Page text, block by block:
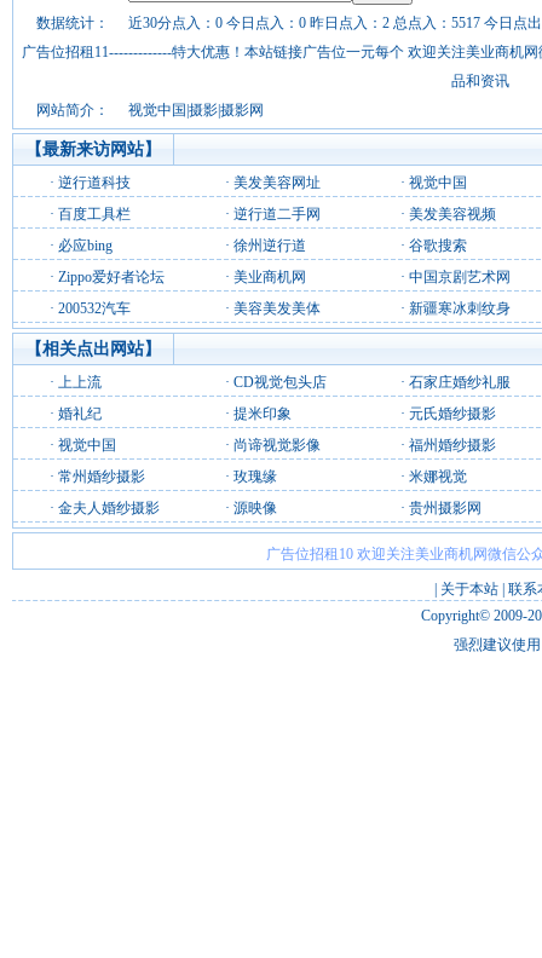
数据统计：
近30分点入：0 今日点入：0 昨日点入：2 总点入：5517 今日点
广告位招租11-------------特大优惠！本站链接广告位一元每个 欢迎关注美业商机
品和资讯
网站简介：
视觉中国|摄影|摄影网
【最新来访网站】
· 逆行道科技 · 美发美容网址 · 视觉中国
· 百度工具栏 · 逆行道二手网 · 美发美容视频
· 必应bing · 徐州逆行道 · 谷歌搜索
· Zippo爱好者论坛 · 美业商机网 · 中国京剧艺术网
· 200532汽车 · 美容美发美体 · 新疆寒冰刺纹身
【相关点出网站】
· 上上流 · CD视觉包头店 · 石家庄婚纱礼服
· 婚礼纪 · 提米印象 · 元氏婚纱摄影
· 视觉中国 · 尚谛视觉影像 · 福州婚纱摄影
· 常州婚纱摄影 · 玫瑰缘 · 米娜视觉
· 金夫人婚纱摄影 · 源映像 · 贵州摄影网
广告位招租10 欢迎关注美业商机网微信公
关于本站 联系
Copyright© 2009-
强烈建议使